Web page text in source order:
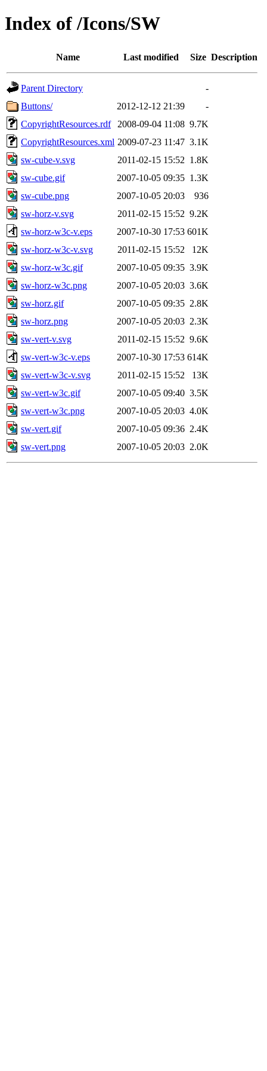
Index of /Icons/SW
Name Last modified Size Description
Parent Directory
-
Buttons/
2012-12-12 21:39
-
CopyrightResources.rdf
2008-09-04 11:08 9.7K
CopyrightResources.xml 2009-07-23 11:47 3.1K
sw-cube-v.svg
2011-02-15 15:52 1.8K
sw-cube.gif
2007-10-05 09:35 1.3K
sw-cube.png
2007-10-05 20:03
936
sw-horz-v.svg
2011-02-15 15:52 9.2K
sw-horz-w3c-v.eps
2007-10-30 17:53 601K
sw-horz-w3c-v.svg
2011-02-15 15:52
12K
sw-horz-w3c.gif
2007-10-05 09:35 3.9K
sw-horz-w3c.png
2007-10-05 20:03 3.6K
sw-horz.gif
2007-10-05 09:35 2.8K
sw-horz.png
2007-10-05 20:03 2.3K
sw-vert-v.svg
2011-02-15 15:52 9.6K
sw-vert-w3c-v.eps
2007-10-30 17:53 614K
sw-vert-w3c-v.svg
2011-02-15 15:52
13K
sw-vert-w3c.gif
2007-10-05 09:40 3.5K
sw-vert-w3c.png
2007-10-05 20:03 4.0K
sw-vert.gif
2007-10-05 09:36 2.4K
sw-vert.png
2007-10-05 20:03 2.0K